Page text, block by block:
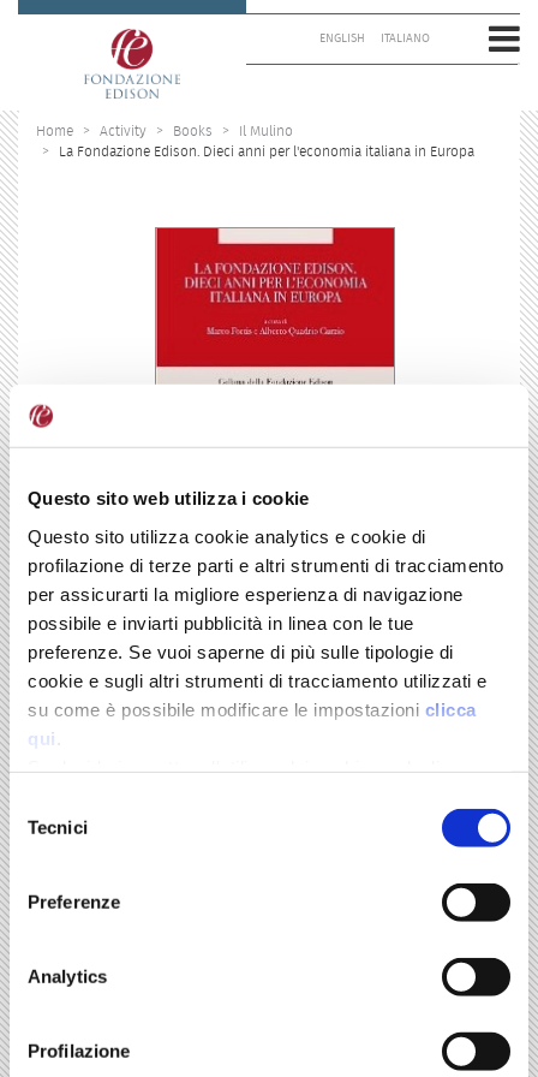
Questo sito web utilizza i cookie
Questo sito utilizza cookie analytics e cookie di
profilazione di terze parti e altri strumenti di tracciamento
per assicurarti la migliore esperienza di navigazione
possibile e inviarti pubblicità in linea con le tue
preferenze. Se vuoi saperne di più sulle tipologie di
cookie e sugli altri strumenti di tracciamento utilizzati e
su come è possibile modificare le impostazioni clicca
qui
su "Accetta Tutti" o “Accetta selezionati” altrimenti clicca
Selezione
del
consenso
Tecnici
Preferenze
Analytics
Profilazione
to
navigation
ENGLISH ITALIANO
Home Activity Books
Il Mulino
La Fondazione Edison. Dieci anni per l'economia italiana in Europa
BUY
Order your copy
Online store
Il Mulino
Edited by Marco Fortis and Alberto Quadrio Curzio
October 2010